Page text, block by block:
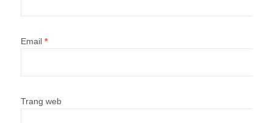
Email *
Trang web